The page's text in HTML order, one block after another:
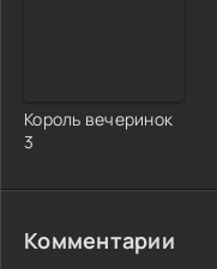
Король вечеринок
3
Комментарии